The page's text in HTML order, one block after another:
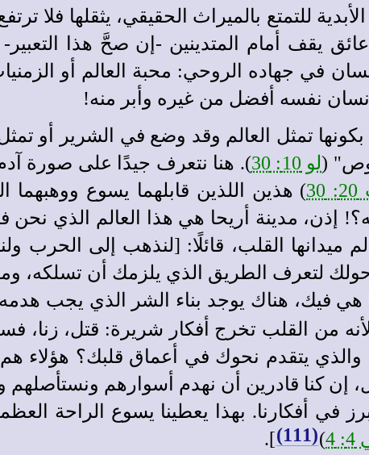
للتمتع بالميراث الحقيقي، يثقلها فلا
عائق يقف أمام المتدينين -إن صحَّ هذا
في جهاده الروحي: محبة العالم أو
نفسه أفضل من غيره وأبر منه!
تمثل العالم وقد وضع في الشرير أو
(لو 10: 30
). هنا نتعرف جيدًا على صورة
) هذين اللذين قابلهما يسوع ووهبهما
إذن، مدينة أريحا هي هذا العالم الذي
ميدانها القلب، قائلًا: [لنذهب إلى الحرب
لتعرف الطريق الذي يلزمك أن تسلكه،
هي فيك، هناك يوجد بناء الشر الذي يجب
من القلب تخرج أفكار شريرة: قتل، زنا،
يتقدم نحوك في أعماق قلبك؟ هؤلاء هم
كنا قادرين أن نهدم أسوارهم ونستأصلهم
في أفكارنا. بهذا يعطينا يسوع الراحة
4
)
(111)
].